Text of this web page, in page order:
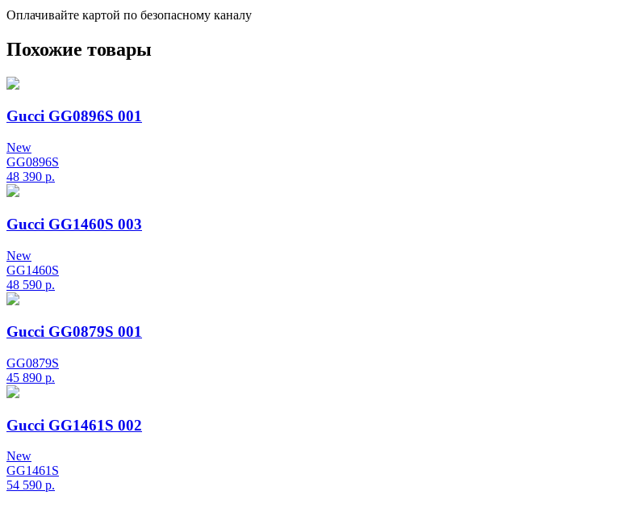
Оплачивайте картой по безопасному каналу
Похожие товары
Gucci GG0896S 001
New
GG0896S
48 390 р.
Gucci GG1460S 003
New
GG1460S
48 590 р.
Gucci GG0879S 001
GG0879S
45 890 р.
Gucci GG1461S 002
New
GG1461S
54 590 р.